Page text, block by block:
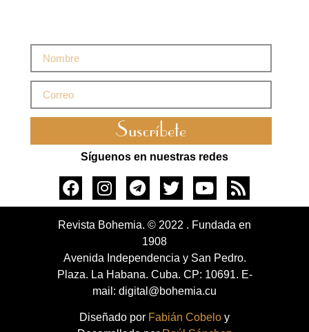
Suscríbete
Síguenos en nuestras redes
Revista Bohemia. © 2022 . Fundada en
1908
Avenida Independencia y San Pedro.
Plaza. La Habana. Cuba. CP: 10691. E-
mail: digital@bohemia.cu
Diseñado por Fabián Cobelo y